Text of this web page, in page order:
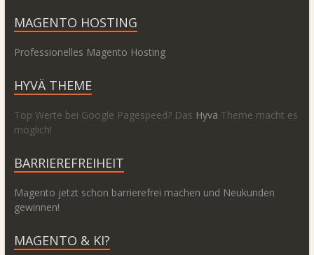
MAGENTO HOSTING
Professionelles Magento Hosting
HYVÄ THEME
Top Werte bei Google Pagespeed? Das Hyvä Theme macht es
möglich!
BARRIEREFREIHEIT
Magento jetzt schon barrierefrei machen und Neukunden
gewinnen!
MAGENTO & KI?